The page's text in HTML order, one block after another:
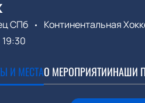
СПб Континентальная
19:30
И МЕСТАО МЕРОПРИЯТИИНАШИ